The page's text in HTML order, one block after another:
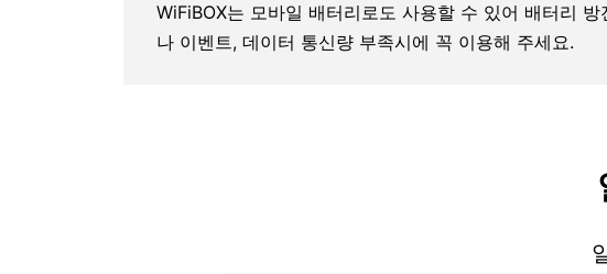
WiFiBOX는 모바일 배터리로도 사용할 수 있어 배터리
나 이벤트, 데이터 통신량 부족시에 꼭 이용해 주세요.